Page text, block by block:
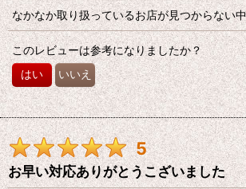
年代:
性別
並び順:
なかなか取り扱っているお店が見つからない
このレビューは参考になりましたか？
はい いいえ
5
お早い対応ありがとうこざいました